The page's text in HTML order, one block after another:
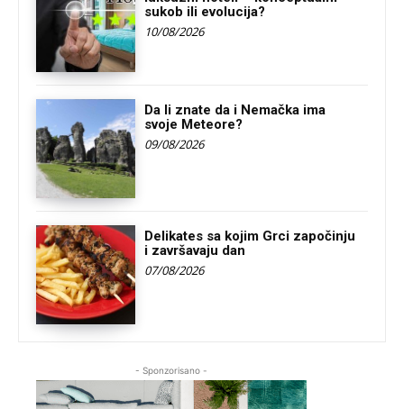
sukob ili evolucija?
10/08/2026
Da li znate da i Nemačka ima
svoje Meteore?
09/08/2026
Delikates sa kojim Grci započinju
i završavaju dan
07/08/2026
- Sponzorisano -